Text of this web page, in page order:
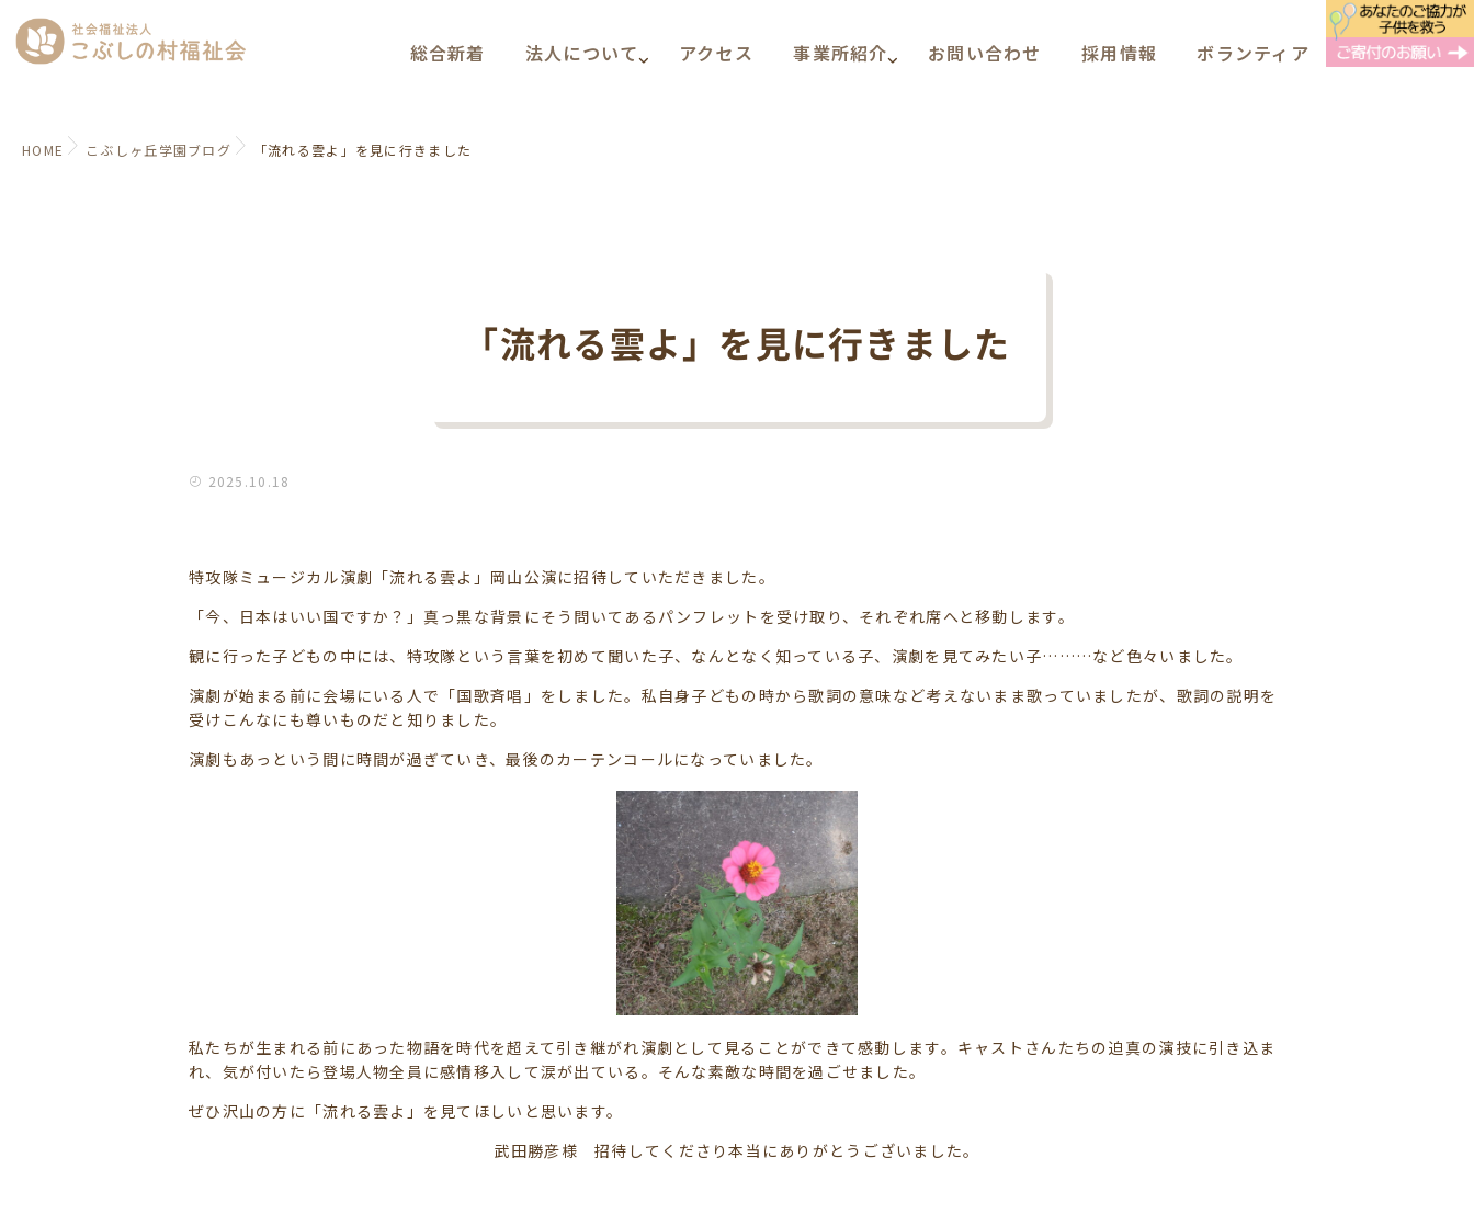
総合新着 法人について アクセス 事業所紹介 お問い合わせ 採用情報 ボランティア
HOME こぶしヶ丘学園ブログ 「流れる雲よ」を見に行きました
「流れる雲よ」を見に行きました
2025.10.18
特攻隊ミュージカル演劇「流れる雲よ」岡山公演に招待していただきました。
「今、日本はいい国ですか？」真っ黒な背景にそう問いてあるパンフレットを受け取り、それぞれ席へと移動します。
観に行った子どもの中には、特攻隊という言葉を初めて聞いた子、なんとなく知っている子、演劇を見てみたい子………など色々いました。
演劇が始まる前に会場にいる人で「国歌斉唱」をしました。私自身子どもの時から歌詞の意味など考えないまま歌っていましたが、歌詞の説明を
受けこんなにも尊いものだと知りました。
演劇もあっという間に時間が過ぎていき、最後のカーテンコールになっていました。
私たちが生まれる前にあった物語を時代を超えて引き継がれ演劇として見ることができて感動します。キャストさんたちの迫真の演技に引き込ま
れ、気が付いたら登場人物全員に感情移入して涙が出ている。そんな素敵な時間を過ごせました。
ぜひ沢山の方に「流れる雲よ」を見てほしいと思います。
武田勝彦様 招待してくださり本当にありがとうございました。